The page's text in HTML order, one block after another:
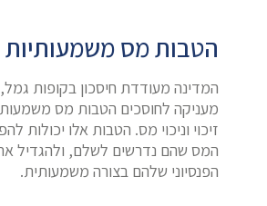
הטבות מס משמעותיות
המדינה מעודדת חיסכון בקופות גמל,
מעניקה לחוסכים הטבות מס
זיכוי וניכוי מס. הטבות אלו יכולות
המס שהם נדרשים לשלם, ולהגדיל
הפנסיוני שלהם בצורה משמעותית.